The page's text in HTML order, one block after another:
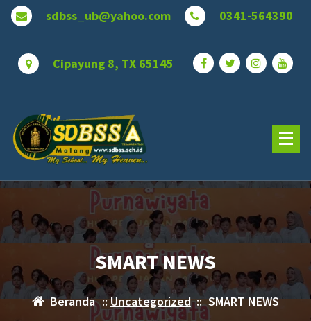
Lewati
sdbss_ub@yahoo.com 0341-564390
Cipayung 8, TX 65145
SMART NEWS
Beranda ::Uncategorized:: SMART NEWS